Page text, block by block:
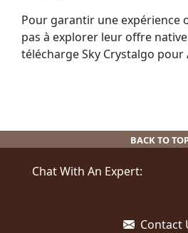
Pour garantir une expérience
pas à explorer leur offre
télécharge Sky Crystalgo pour
BACK TO
Chat With An Expert:
Contact